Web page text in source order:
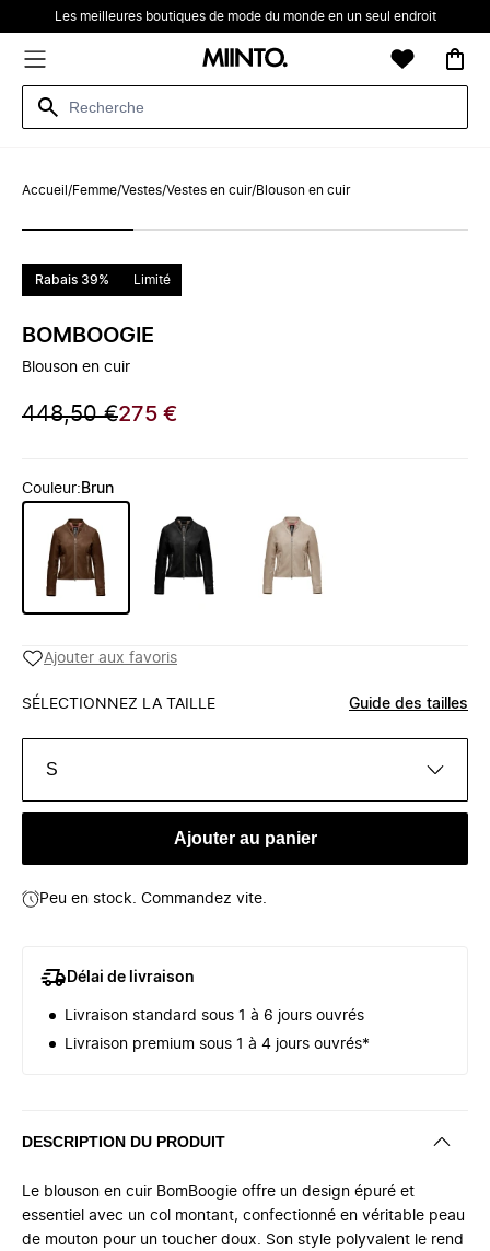
Les meilleures boutiques de mode du monde en un seul endroit
Accueil /Femme/Vestes/Vestes en cuir/Blouson en cuir
Rabais 39% Limité
BOMBOOGIE
Blouson en cuir
448,50 €275 €
Couleur: Brun
Ajouter aux favoris
SÉLECTIONNEZ LA TAILLE Guide des tailles
S
Ajouter au panier
Peu en stock. Commandez vite.
Délai de livraison
Livraison standard sous 1 à 6 jours ouvrés
Livraison premium sous 1 à 4 jours ouvrés*
DESCRIPTION DU PRODUIT
Le blouson en cuir BomBoogie offre un design épuré et
essentiel avec un col montant, confectionné en véritable peau
de mouton pour un toucher doux. Son style polyvalent le rend